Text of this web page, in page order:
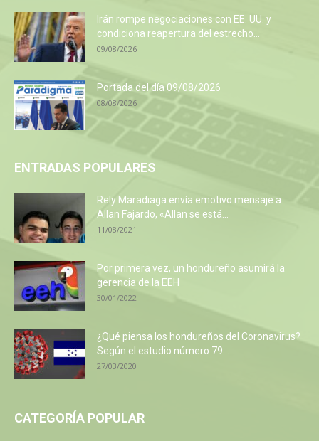
Irán rompe negociaciones con EE. UU. y
condiciona reapertura del estrecho...
09/08/2026
Portada del día 09/08/2026
08/08/2026
ENTRADAS POPULARES
Rely Maradiaga envía emotivo mensaje a
Allan Fajardo, «Allan se está...
11/08/2021
Por primera vez, un hondureño asumirá la
gerencia de la EEH
30/01/2022
¿Qué piensa los hondureños del Coronavirus?
Según el estudio número 79...
27/03/2020
CATEGORÍA POPULAR